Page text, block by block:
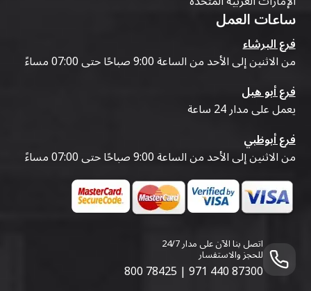
ساعات العمل
فرع البرشاء
من الاثنين إلى الأحد من الساعة 9:00 صباحًا حتى 07:00 مساءً
فرع أبو هيل
يعمل على مدار 24 ساعة
فرع أبوظبي
من الاثنين إلى الأحد من الساعة 9:00 صباحًا حتى 07:00 مساءً
اتصل بنا الآن على مدار 24/7
للحجز والاستفسار
800 78425 | 971 440 87300